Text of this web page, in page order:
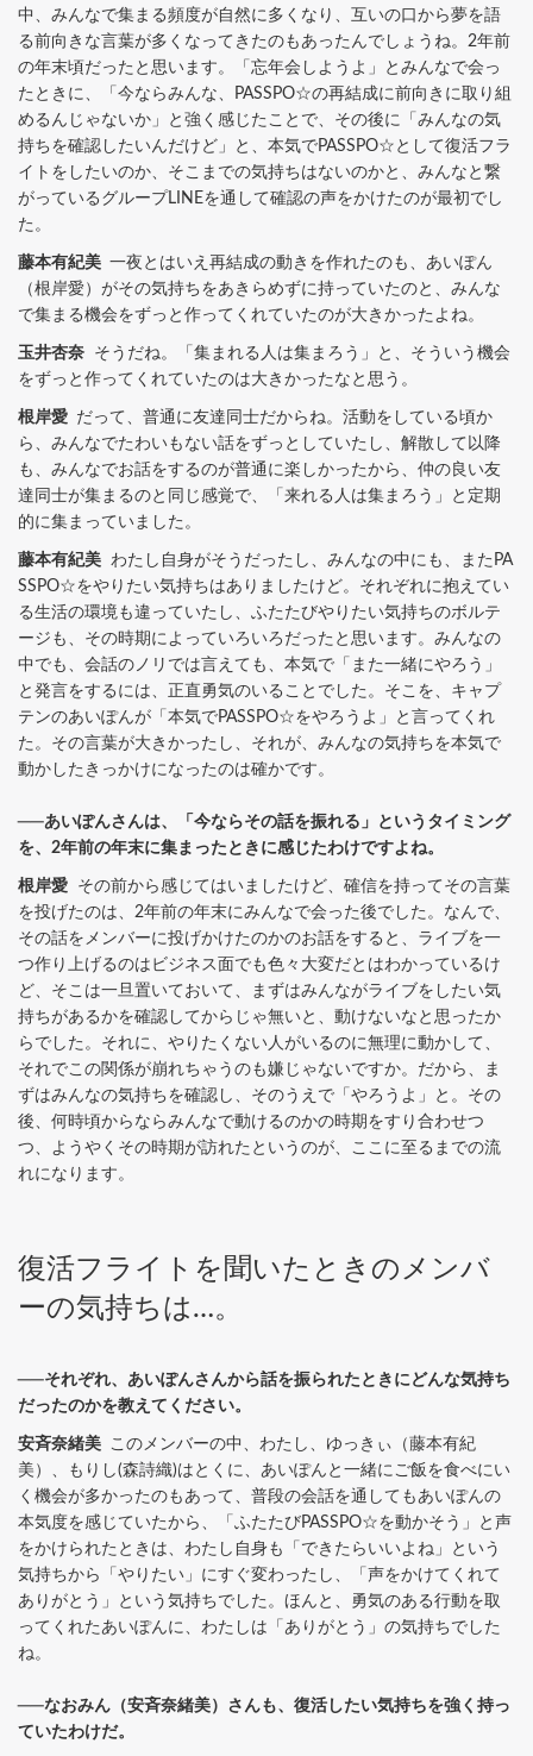
中、みんなで集まる頻度が自然に多くなり、互いの口から夢を語
る前向きな言葉が多くなってきたのもあったんでしょうね。2年前
の年末頃だったと思います。「忘年会しようよ」とみんなで会っ
たときに、「今ならみんな、PASSPO☆の再結成に前向きに取り組
めるんじゃないか」と強く感じたことで、その後に「みんなの気
持ちを確認したいんだけど」と、本気でPASSPO☆として復活フラ
イトをしたいのか、そこまでの気持ちはないのかと、みんなと繋
がっているグループLINEを通して確認の声をかけたのが最初でし
た。
藤本有紀美 一夜とはいえ再結成の動きを作れたのも、あいぽん
（根岸愛）がその気持ちをあきらめずに持っていたのと、みんな
で集まる機会をずっと作ってくれていたのが大きかったよね。
玉井杏奈 そうだね。「集まれる人は集まろう」と、そういう機会
をずっと作ってくれていたのは大きかったなと思う。
根岸愛 だって、普通に友達同士だからね。活動をしている頃か
ら、みんなでたわいもない話をずっとしていたし、解散して以降
も、みんなでお話をするのが普通に楽しかったから、仲の良い友
達同士が集まるのと同じ感覚で、「来れる人は集まろう」と定期
的に集まっていました。
藤本有紀美 わたし自身がそうだったし、みんなの中にも、またPA
SSPO☆をやりたい気持ちはありましたけど。それぞれに抱えてい
る生活の環境も違っていたし、ふたたびやりたい気持ちのボルテ
ージも、その時期によっていろいろだったと思います。みんなの
中でも、会話のノリでは言えても、本気で「また一緒にやろう」
と発言をするには、正直勇気のいることでした。そこを、キャプ
テンのあいぽんが「本気でPASSPO☆をやろうよ」と言ってくれ
た。その言葉が大きかったし、それが、みんなの気持ちを本気で
動かしたきっかけになったのは確かです。
──あいぽんさんは、「今ならその話を振れる」というタイミング
を、2年前の年末に集まったときに感じたわけですよね。
根岸愛 その前から感じてはいましたけど、確信を持ってその言葉
を投げたのは、2年前の年末にみんなで会った後でした。なんで、
その話をメンバーに投げかけたのかのお話をすると、ライブを一
つ作り上げるのはビジネス面でも色々大変だとはわかっているけ
ど、そこは一旦置いておいて、まずはみんながライブをしたい気
持ちがあるかを確認してからじゃ無いと、動けないなと思ったか
らでした。それに、やりたくない人がいるのに無理に動かして、
それでこの関係が崩れちゃうのも嫌じゃないですか。だから、ま
ずはみんなの気持ちを確認し、そのうえで「やろうよ」と。その
後、何時頃からならみんなで動けるのかの時期をすり合わせつ
つ、ようやくその時期が訪れたというのが、ここに至るまでの流
れになります。
復活フライトを聞いたときのメンバ
ーの気持ちは…。
──それぞれ、あいぽんさんから話を振られたときにどんな気持ち
だったのかを教えてください。
安斉奈緒美
このメンバーの中、わたし、ゆっきぃ（藤本有紀
美）、もりし(森詩織)はとくに、あいぽんと一緒にご飯を食べにい
く機会が多かったのもあって、普段の会話を通してもあいぽんの
本気度を感じていたから、「ふたたびPASSPO☆を動かそう」と声
をかけられたときは、わたし自身も「できたらいいよね」という
気持ちから「やりたい」にすぐ変わったし、「声をかけてくれて
ありがとう」という気持ちでした。ほんと、勇気のある行動を取
ってくれたあいぽんに、わたしは「ありがとう」の気持ちでした
ね。
──なおみん（安斉奈緒美）さんも、復活したい気持ちを強く持っ
ていたわけだ。